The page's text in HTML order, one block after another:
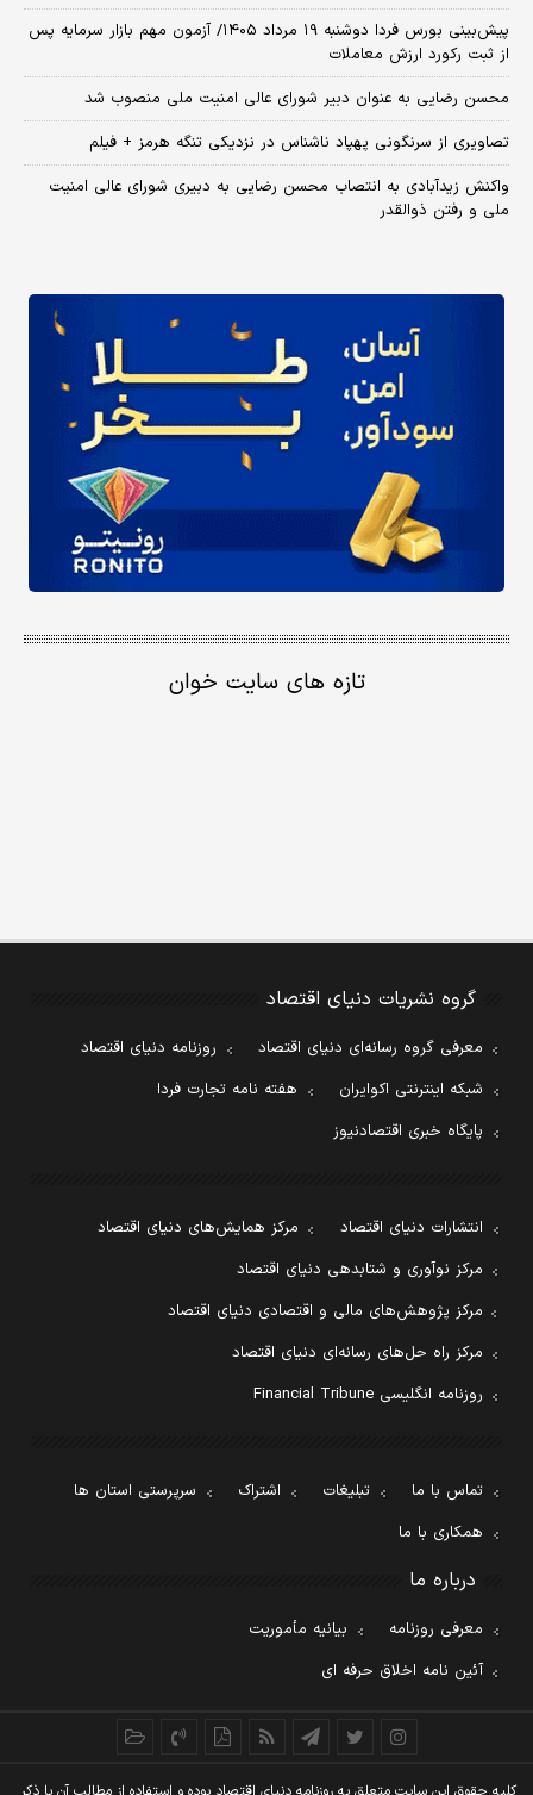
​پیش‌بینی بورس فردا دوشنبه ۱۹ مرداد ۱۴۰۵/ آزمون مهم بازار سرمایه پس
از ثبت رکورد ارزش معاملات
محسن رضایی به عنوان دبیر شورای عالی امنیت ملی منصوب شد
تصاویری از سرنگونی پهپاد ناشناس در نزدیکی تنگه هرمز + فیلم
واکنش زیدآبادی به انتصاب محسن رضایی به دبیری شورای عالی امنیت
ملی و رفتن ذوالقدر
تازه های سایت خوان
گروه نشریات دنیای اقتصاد
معرفی گروه رسانه‌ای دنیای اقتصاد
روزنامه دنیای اقتصاد
شبکه اینترنتی اکوایران
هفته نامه تجارت فردا
پایگاه خبری اقتصادنیوز
انتشارات دنیای اقتصاد
مرکز همایش‌های دنیای اقتصاد
مرکز نوآوری و شتابدهی دنیای اقتصاد
مرکز پژوهش‌های مالی و اقتصادی دنیای اقتصاد
مرکز راه حل‌های رسانه‌ای دنیای اقتصاد
روزنامه انگلیسی Financial Tribune
تماس با ما تبلیغات اشتراک
سرپرستی استان ها
همکاری با ما
درباره ما
معرفی روزنامه
بیانیه مأموریت
آئین نامه اخلاق حرفه ای